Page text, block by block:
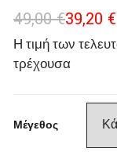
49,00€39,20 €
Η τιμή των
τρέχουσα
Μέγεθος